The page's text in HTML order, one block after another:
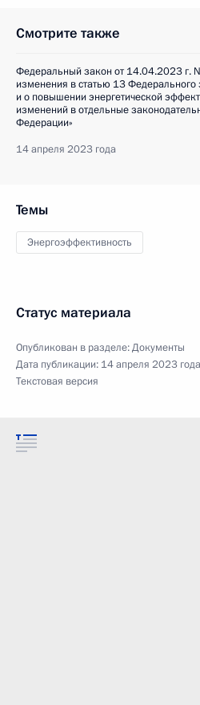
Смотрите также
Федеральный закон от 14.04.2023 г.
изменения в статью 13
и о повышении энергетической
изменений в отдельные
Федерации»
14 апреля 2023 года
Темы
Энергоэффективность
Статус материала
Опубликован в разделе:Документы
Дата публикации: 14 апреля 2023
Текстовая версия